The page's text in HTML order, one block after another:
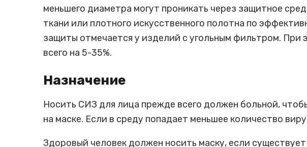
меньшего диаметра могут проникать через защитное
ткани или плотного искусственного полотна по
защиты отмечается у изделий с угольным фильтром.
всего на 5-35%.
Назначение
Носить СИЗ для лица прежде всего должен больной,
на маске. Если в среду попадает меньшее количество
Здоровый человек должен носить маску, если